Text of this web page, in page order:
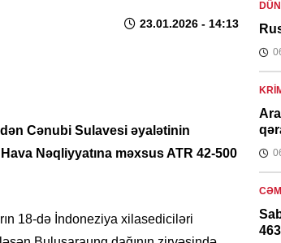
23.01.2026 - 14:13
Cənubi Sulavesi əyalətinin
Nəqliyyatına məxsus ATR 42-500
18-də İndoneziya xilasediciləri